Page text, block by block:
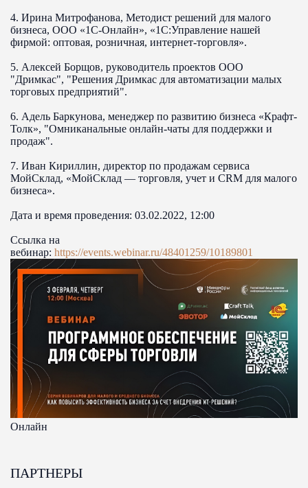
4. Ирина Митрофанова, Методист решений для малого
бизнеса, ООО «1С-Онлайн», «1С:Управление нашей
фирмой: оптовая, розничная, интернет-торговля».
5. Алексей Борщов, руководитель проектов ООО
"Дримкас", "Решения Дримкас для автоматизации малых
торговых предприятий".
6. Адель Баркунова, менеджер по развитию бизнеса «Крафт-
Толк», "Омниканальные онлайн-чаты для поддержки и
продаж".
7. Иван Кириллин, директор по продажам сервиса
МойСклад, «МойСклад — торговля, учет и CRM для малого
бизнеса».
Дата и время проведения: 03.02.2022, 12:00
Ссылка на
вебинар: https://events.webinar.ru/48401259/10189801
Онлайн
ПАРТНЕРЫ